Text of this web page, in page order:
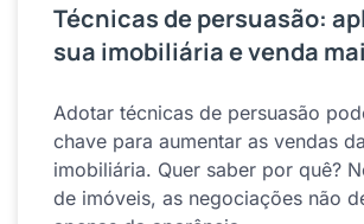
Técnicas de persuasão:
sua imobiliária e venda
Adotar técnicas de persuasão
chave para aumentar as vendas
imobiliária. Quer saber por quê?
de imóveis, as negociações não